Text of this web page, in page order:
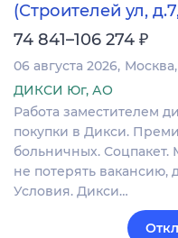
(Строителей ул,
74 841–106 274 ₽
06 августа 2026 Москва
ДИКСИ Юг, АО
Работа заместителем
покупки в Дикси.
больничных. Соцпакет.
не потерять вакансию,
Условия. Дикси…